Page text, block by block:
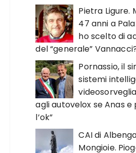
Pietra Ligure.
47 anni a
ho scelto di
del “generale”
Pornassio, il
sistemi
agli autovelox se Anas
l’ok”
CAI di
Mongioie.